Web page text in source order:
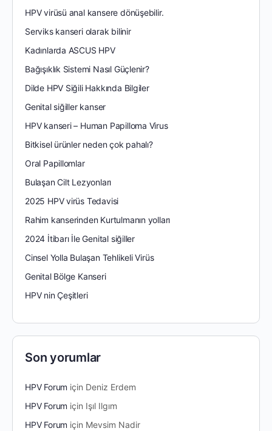
HPV virüsü anal kansere dönüşebilir.
Serviks kanseri olarak bilinir
Kadınlarda ASCUS HPV
Bağışıklık Sistemi Nasıl Güçlenir?
Dilde HPV Siğili Hakkında Bilgiler
Genital siğiller kanser
HPV kanseri – Human Papilloma Virus
Bitkisel ürünler neden çok pahalı?
Oral Papillomlar
Bulaşan Cilt Lezyonları
2025 HPV virüs Tedavisi
Rahim kanserinden Kurtulmanın yolları
2024 İtibarı İle Genital siğiller
Cinsel Yolla Bulaşan Tehlikeli Virüs
Genital Bölge Kanseri
HPV nin Çeşitleri
Son yorumlar
HPV Forum için Deniz Erdem
HPV Forum için Işıl Ilgım
HPV Forum için Mevsim Nadir